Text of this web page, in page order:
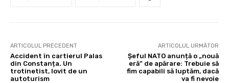
ARTICOLUL PRECEDENT
Accident în cartierul Palas
din Constanța. Un
trotinetist, lovit de un
autoturism
ARTICOLUL URMĂTOR
Șeful NATO anunță o „nouă
eră” de apărare: Trebuie să
fim capabili să luptăm, dacă
va fi nevoie